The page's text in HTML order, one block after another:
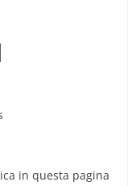
in questa pagina